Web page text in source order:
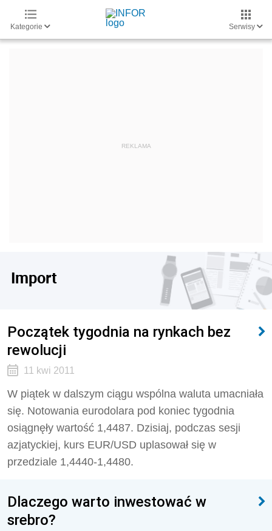
Kategorie Serwisy
Import
Początek tygodnia na rynkach bez
rewolucji
11 kwi 2011
W piątek w dalszym ciągu wspólna waluta umacniała
się. Notowania eurodolara pod koniec tygodnia
osiągnęły wartość 1,4487. Dzisiaj, podczas sesji
azjatyckiej, kurs EUR/USD uplasował się w
przedziale 1,4440-1,4480.
Dlaczego warto inwestować w
srebro?